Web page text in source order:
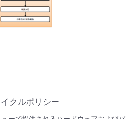
クルポリシー